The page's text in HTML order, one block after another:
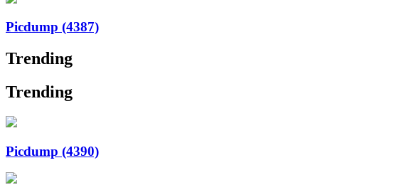
Picdump (4387)
Trending
Trending
Picdump (4390)